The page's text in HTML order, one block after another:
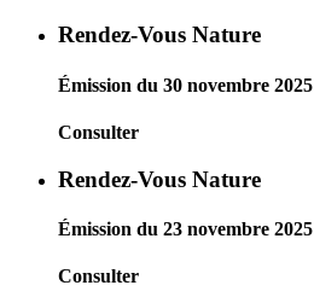
Rendez-Vous Nature
Émission du 30 novembre 2025
Consulter
Rendez-Vous Nature
Émission du 23 novembre 2025
Consulter